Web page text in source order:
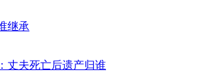
继承
丈夫死亡后遗产归谁